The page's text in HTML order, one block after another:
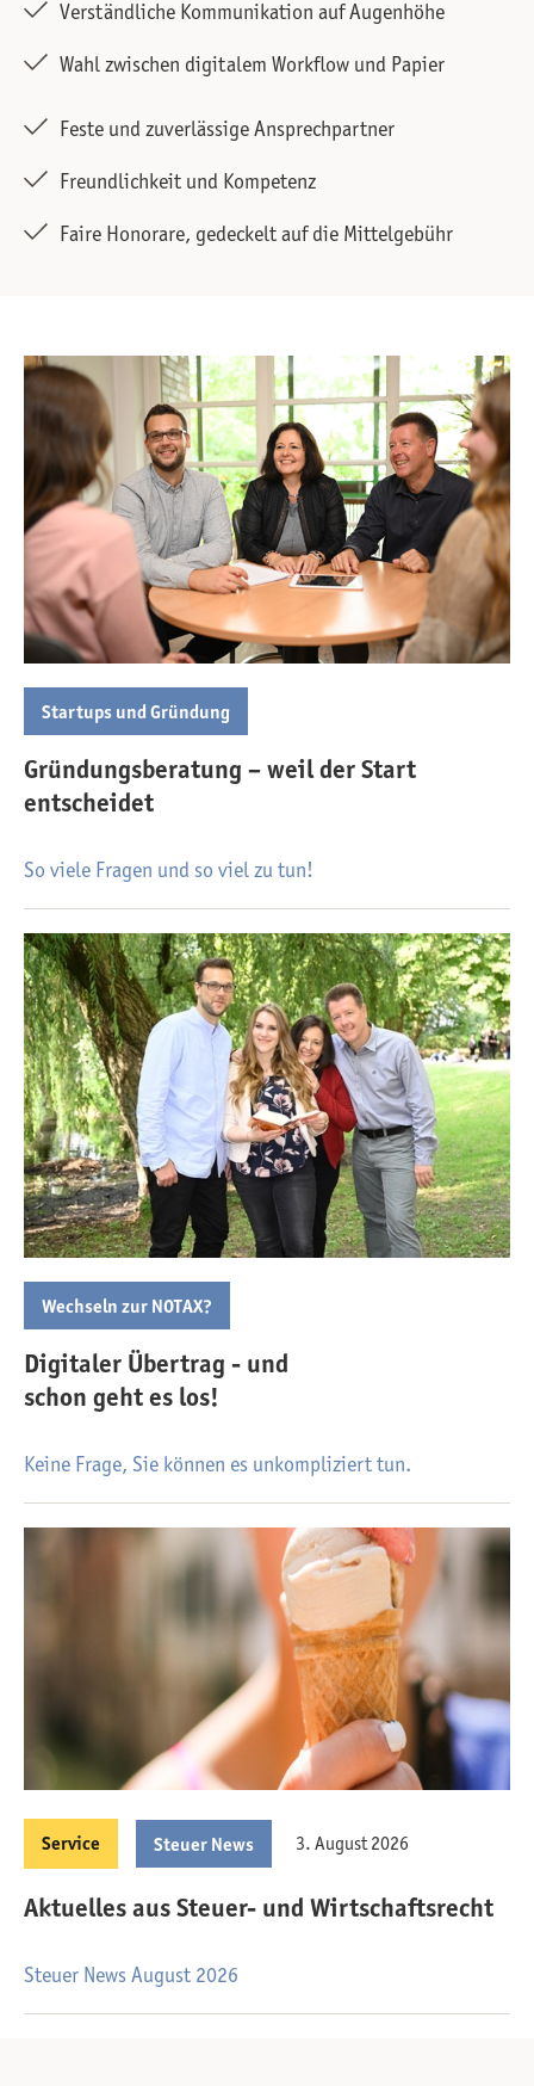
Verständliche Kommunikation auf Augenhöhe
Wahl zwischen digitalem Workflow und Papier
Feste und zuverlässige Ansprechpartner
Freundlichkeit und Kompetenz
Faire Honorare, gedeckelt auf die Mittelgebühr
Startups und Gründung
Gründungsberatung – weil der Start
entscheidet
So viele Fragen und so viel zu tun!
Wechseln zur NOTAX?
Digitaler Übertrag - und
schon geht es los!
Keine Frage, Sie können es unkompliziert tun.
Service Steuer News 3. August 2026
Aktuelles aus Steuer- und Wirtschaftsrecht
Steuer News August 2026